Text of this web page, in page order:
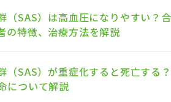
（SAS）は高血圧になりやすい？合
の特徴、治療方法を解説
（SAS）が重症化すると死亡する？
について解説